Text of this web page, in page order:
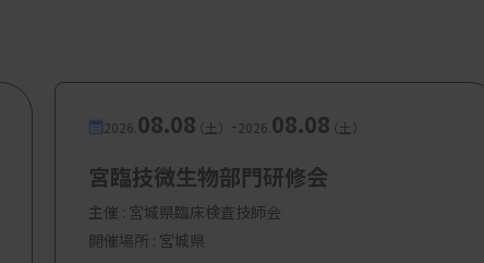
査部の管理運営をする立場となる方
は必要で、部下や同僚が仕事をしやす
必要で、専門職は一つのことを深く掘り
なく、専門性を高く評価してくれる場所
移籍される方も多いと思います。
セカンドキャリアについて考えていた
2026. 08.08（土） -2026. 08.08（土）
宮臨技微生物部門研修会
主催 : 宮城県臨床検査技師会
開催場所 : 宮城県